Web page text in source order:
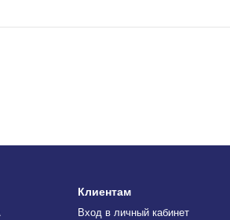
Клиентам
Вход в личный кабинет